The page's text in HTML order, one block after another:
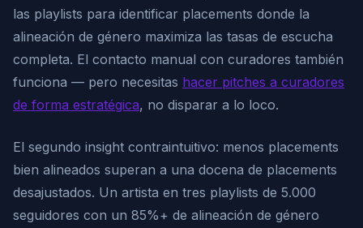
las playlists para identificar placements donde la
alineación de género maximiza las tasas de escucha
completa. El contacto manual con curadores también
funciona — pero necesitas hacer pitches a curadores
de forma estratégica, no disparar a lo loco.
El segundo insight contraintuitivo: menos placements
bien alineados superan a una docena de placements
desajustados. Un artista en tres playlists de 5.000
seguidores con un 85%+ de alineación de género